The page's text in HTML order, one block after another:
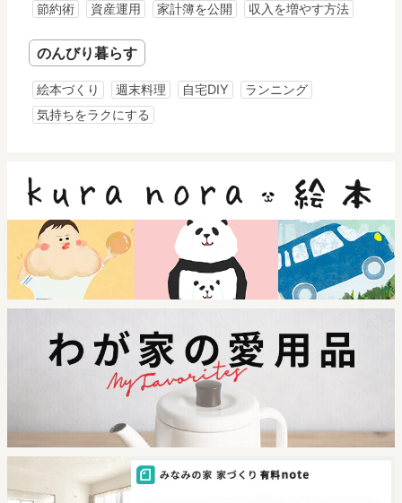
節約術 資産運用 家計簿を公開 収入を増やす方法
のんびり暮らす
絵本づくり 週末料理 自宅DIY
ランニング
気持ちをラクにする